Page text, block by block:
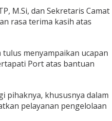
M.Si, dan Sekretaris Camat
rasa terima kasih atas
menyampaikan ucapan
Port atas bantuan
pihaknya, khususnya dalam
pelayanan pengelolaan